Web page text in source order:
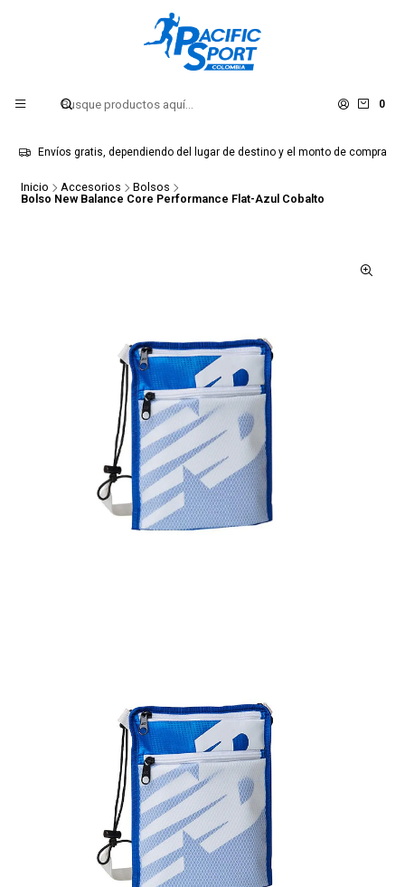
0
Envíos gratis, dependiendo del lugar de destino y el monto de compra
Inicio Accesorios
Bolsos
Bolso New Balance Core Performance Flat-Azul Cobalto